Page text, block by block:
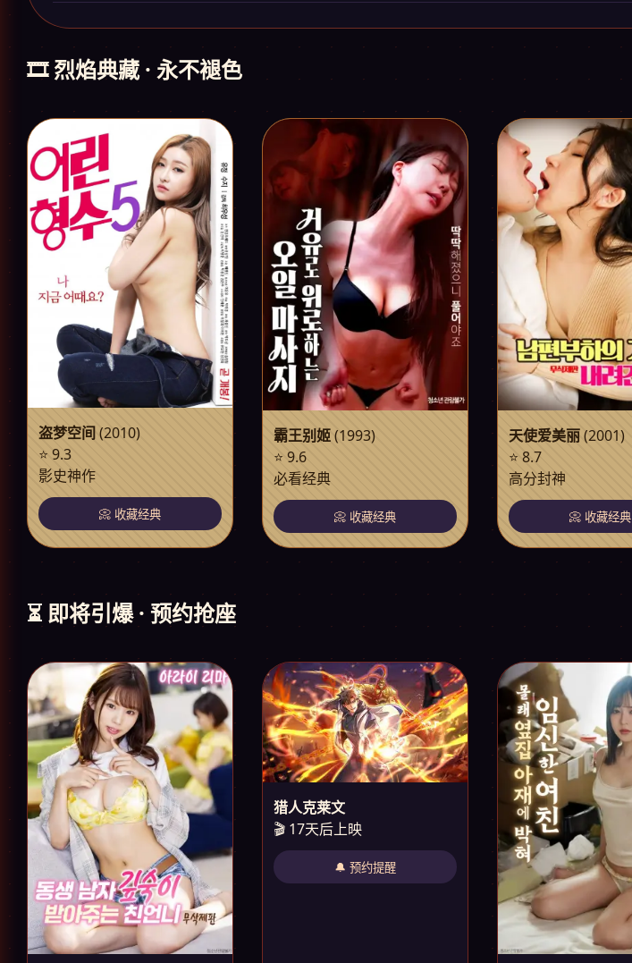
🎞️ 烈焰典藏 · 永不褪色
盗梦空间 (2010)
⭐ 9.3
影史神作
📀 收藏经典
霸王别姬(1993)
⭐ 9.6
必看经典
📀 收藏经典
天使爱美丽(2001)
⭐ 8.7
高分封神
📀 收藏经典
⏳ 即将引爆 · 预约抢座
猎人克莱文
🎬 17天后上映
🔔 预约提醒